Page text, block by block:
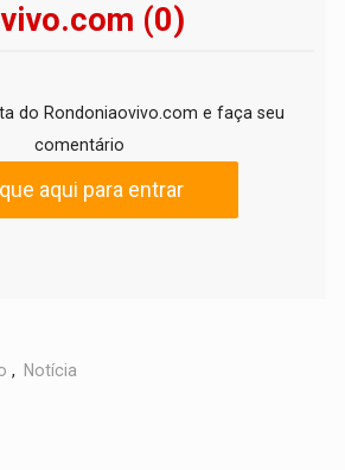
(0)
do Rondoniaovivo.com e faça seu
comentário
aqui para entrar
, Notícia